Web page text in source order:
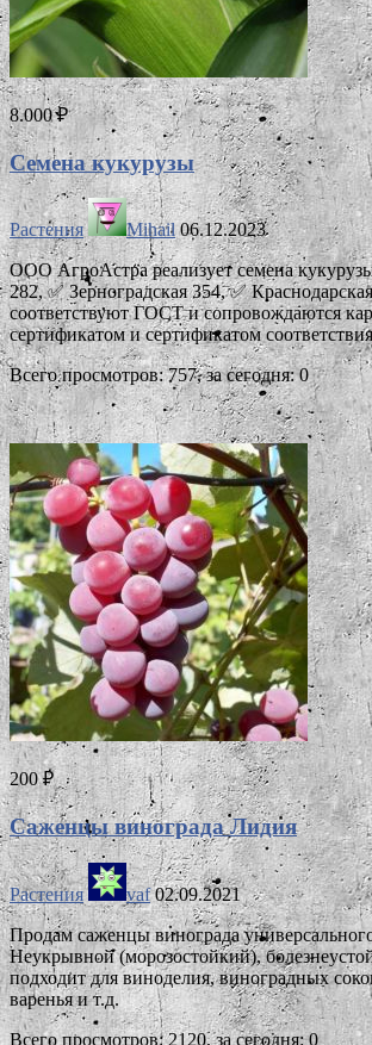
8.000 ₽
Семена кукурузы
Растения Mihail 06.12.2023
ООО АгроАстра реализует семена
282, ✅ Зерноградская 354, ✅
соответствуют ГОСТ и сопровождаются
сертификатом и сертификатом
Всего просмотров: 757, за сегодня: 0
200 ₽
Саженцы винограда Лидия
Растения vaf 02.09.2021
Продам саженцы винограда
Неукрывной (морозостойкий),
подходит для виноделия, виноградных
варенья и т.д.
Всего просмотров: 2120, за сегодня: 0